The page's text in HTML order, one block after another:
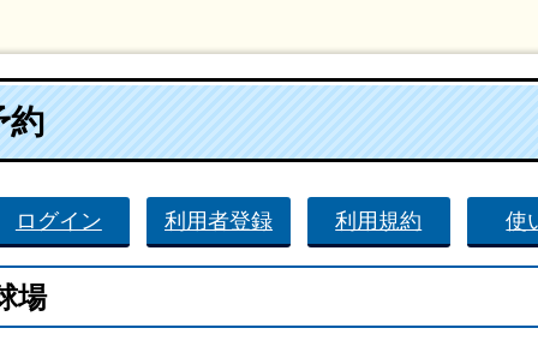
約
ログイン 利用者登録 利用規約 使
場